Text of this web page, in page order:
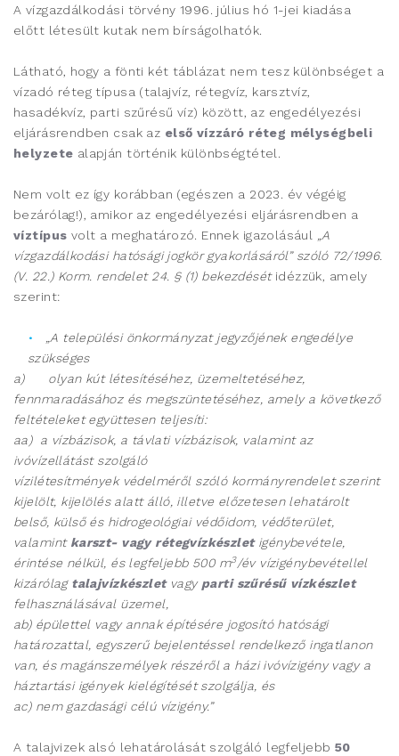
A vízgazdálkodási törvény 1996. július hó 1-jei kiadása
előtt létesült kutak nem bírságolhatók.
Látható, hogy a fönti két táblázat nem tesz különbséget a
vízadó réteg típusa (talajvíz, rétegvíz, karsztvíz,
hasadékvíz, parti szűrésű víz) között, az engedélyezési
eljárásrendben csak az első vízzáró réteg mélységbeli
helyzete alapján történik különbségtétel.
Nem volt ez így korábban (egészen a 2023. év végéig
bezárólag!), amikor az engedélyezési eljárásrendben a
víztípus volt a meghatározó. Ennek igazolásául
„A
vízgazdálkodási hatósági jogkör gyakorlásáról” szóló 72/1996.
(V. 22.) Korm. rendelet 24. § (1) bekezdését idézzük, amely
szerint:
„A települési önkormányzat jegyzőjének engedélye
szükséges
a) olyan kút létesítéséhez, üzemeltetéséhez,
fennmaradásához és megszüntetéséhez, amely a következő
feltételeket együttesen teljesíti:
aa) a vízbázisok, a távlati vízbázisok, valamint az
ivóvízellátást szolgáló
vízilétesítmények védelméről szóló kormányrendelet szerint
kijelölt, kijelölés alatt álló, illetve előzetesen lehatárolt
belső, külső és hidrogeológiai védőidom, védőterület,
valamint karszt- vagy rétegvízkészletigénybevétele,
érintése nélkül, és legfeljebb 500 m3/év vízigénybevétellel
kizárólag talajvízkészletvagy parti szűrésű vízkészlet
felhasználásával üzemel,
ab) épülettel vagy annak építésére jogosító hatósági
határozattal, egyszerű bejelentéssel rendelkező ingatlanon
van, és magánszemélyek részéről a házi ivóvízigény vagy a
háztartási igények kielégítését szolgálja, és
ac) nem gazdasági célú vízigény.”
A talajvizek alsó lehatárolását szolgáló legfeljebb 50